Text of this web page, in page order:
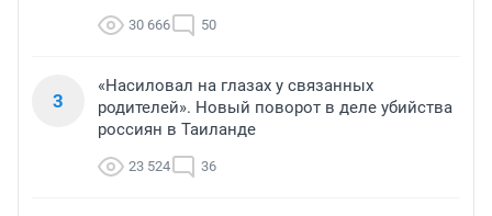
30 666 50
3
«Насиловал на глазах у связанных
родителей». Новый поворот в деле убийства
россиян в Таиланде
23 524 36